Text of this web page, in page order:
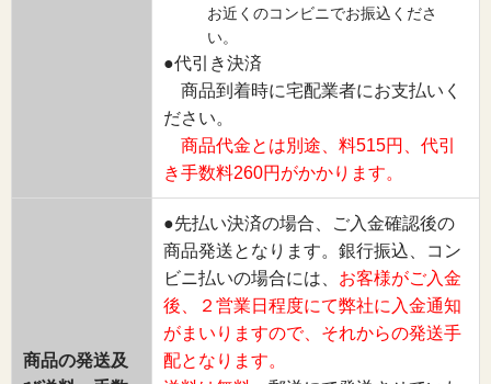
お近くのコンビニでお振込くださ
い。
●代引き決済
商品到着時に宅配業者にお支払いく
ださい。
商品代金とは別途、料515円、代引
き手数料260円がかかります。
商品の発送及
●先払い決済の場合、ご入金確認後の
商品発送となります。銀行振込、コン
ビニ払いの場合には、 お客様がご入金
後、２営業日程度にて弊社に入金通知
がまいりますので、それからの発送手
配となります。